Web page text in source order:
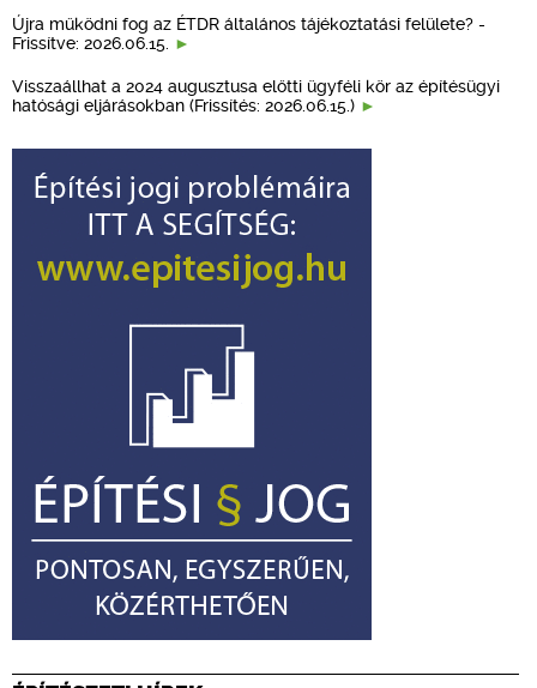
Újra működni fog az ÉTDR általános tájékoztatási felülete? -
Frissítve: 2026.06.15.
Visszaállhat a 2024 augusztusa előtti ügyféli kör az építésügyi
hatósági eljárásokban (Frissítés: 2026.06.15.)